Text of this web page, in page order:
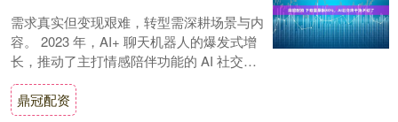
需求真实但变现艰难，转型需深耕场景与内
容。 2023 年，AI+ 聊天机器人的爆发式增
长，推动了主打情感陪伴功能的 AI 社交应
用崛起。 然而，经历了 2024....
鼎冠配资